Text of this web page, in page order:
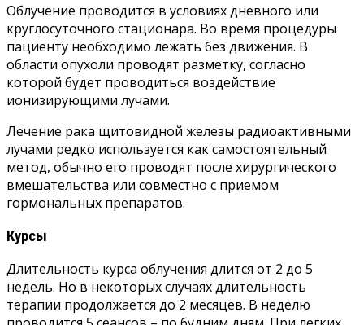
Облучение проводится в условиях дневного или
круглосуточного стационара. Во время процедуры
пациенту необходимо лежать без движения. В
области опухоли проводят разметку, согласно
которой будет проводиться воздействие
ионизирующими лучами.
Лечение рака щитовидной железы радиоактивными
лучами редко используется как самостоятельный
метод, обычно его проводят после хирургического
вмешательства или совместно с приемом
гормональных препаратов.
Курсы
Длительность курса облучения длится от 2 до 5
недель. Но в некоторых случаях длительность
терапии продолжается до 2 месяцев. В неделю